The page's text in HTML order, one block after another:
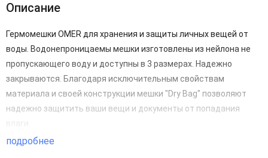
Описание
Гермомешки OMER для хранения и защиты личных вещей от
воды. Водонепроницаемы мешки изготовлены из нейлона не
пропускающего воду и доступны в 3 размерах. Надежно
закрываются. Благодаря исключительным свойствам
материала и своей конструкции мешки "Dry Bag" позволяют
надежно защитить ваши вещи и документы от попадания
влаги.
подробнее